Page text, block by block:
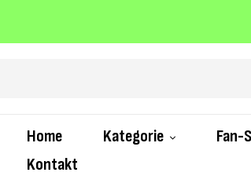
Home Kategorie Fan-
Kontakt